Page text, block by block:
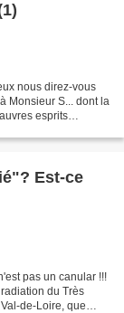
nous direz-vous
Monsieur S... dont la
esprits
Est-ce
pas un canular !!!
du Très
de-Loire, que